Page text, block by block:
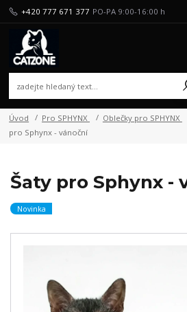
+420 777 671 377 PO-PA 9:00-16:00 h
Úvod Pro SPHYNX Oblečky pro SPHYNX
pro Sphynx - vánoční
Šaty pro Sphynx -
Novinka